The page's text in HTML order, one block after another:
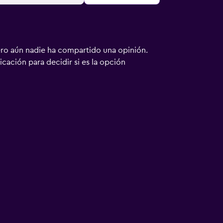
aún nadie ha compartido una opinión.
para decidir si es la opción